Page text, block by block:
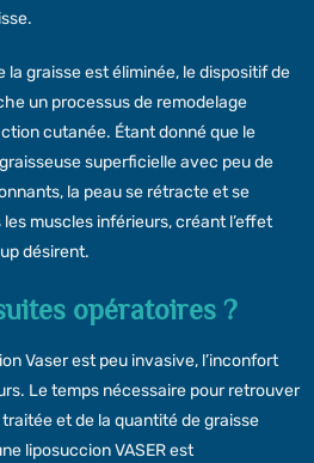
la graisse est éliminée, le dispositif de
un processus de remodelage
cutanée. Étant donné que le
superficielle avec peu de
la peau se rétracte et se
muscles inférieurs, créant l’effet
désirent.
opératoires ?
Vaser est peu invasive, l’inconfort
Le temps nécessaire pour retrouver
et de la quantité de graisse
liposuccion VASER est